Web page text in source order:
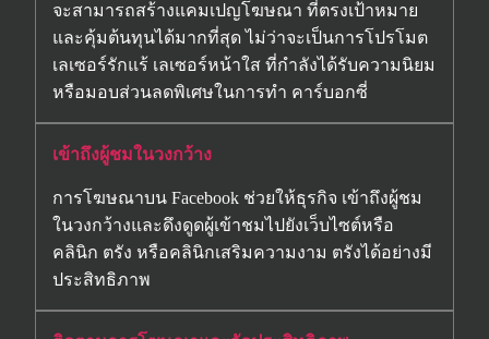
จะสามารถสร้างแคมเปญโฆษณา ที่ตรงเป้าหมาย
และคุ้มต้นทุนได้มากที่สุด ไม่ว่าจะเป็นการโปรโมต
เลเซอร์รักแร้ เลเซอร์หน้าใส ที่กำลังได้รับความนิยม
หรือมอบส่วนลดพิเศษในการทำ คาร์บอกซี่
เข้าถึงผู้ชมในวงกว้าง
การโฆษณาบน Facebook ช่วยให้ธุรกิจ เข้าถึงผู้ชม
ในวงกว้างและดึงดูดผู้เข้าชมไปยังเว็บไซต์หรือ
คลินิก ตรัง หรือคลินิกเสริมความงาม ตรังได้อย่างมี
ประสิทธิภาพ